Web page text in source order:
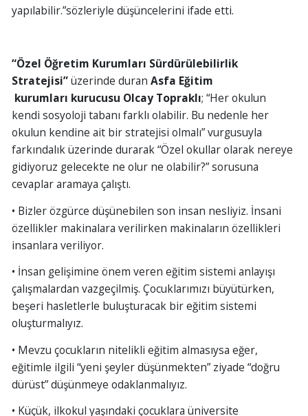
yapılabilir.”sözleriyle düşüncelerini ifade etti.
“Özel Öğretim Kurumları Sürdürülebilirlik
Stratejisi”üzerinde duran Asfa Eğitim
kurumları kurucusu Olcay Topraklı; “Her okulun
kendi sosyoloji tabanı farklı olabilir. Bu nedenle her
okulun kendine ait bir stratejisi olmalı” vurgusuyla
farkındalık üzerinde durarak “Özel okullar olarak nereye
gidiyoruz gelecekte ne olur ne olabilir?” sorusuna
cevaplar aramaya çalıştı.
• Bizler özgürce düşünebilen son insan nesliyiz. İnsani
özellikler makinalara verilirken makinaların özellikleri
insanlara veriliyor.
• İnsan gelişimine önem veren eğitim sistemi anlayışı
çalışmalardan vazgeçilmiş. Çocuklarımızı büyütürken,
beşeri hasletlerle buluşturacak bir eğitim sistemi
oluşturmalıyız.
• Mevzu çocukların nitelikli eğitim almasıysa eğer,
eğitimle ilgili “yeni şeyler düşünmekten” ziyade “doğru
dürüst” düşünmeye odaklanmalıyız.
• Küçük, ilkokul yaşındaki çocuklara üniversite